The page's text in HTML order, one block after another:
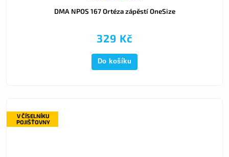
DMA NPOS 167 Ortéza zápěstí OneSize
329 Kč
Do košíku
V ČÍSELNÍKU
POJIŠŤOVNY